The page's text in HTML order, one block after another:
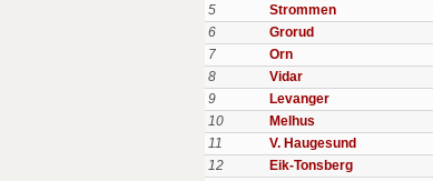
5
Strommen
6
Grorud
7
Orn
8
Vidar
9
Levanger
10
Melhus
11
V. Haugesund
12
Eik-Tonsberg